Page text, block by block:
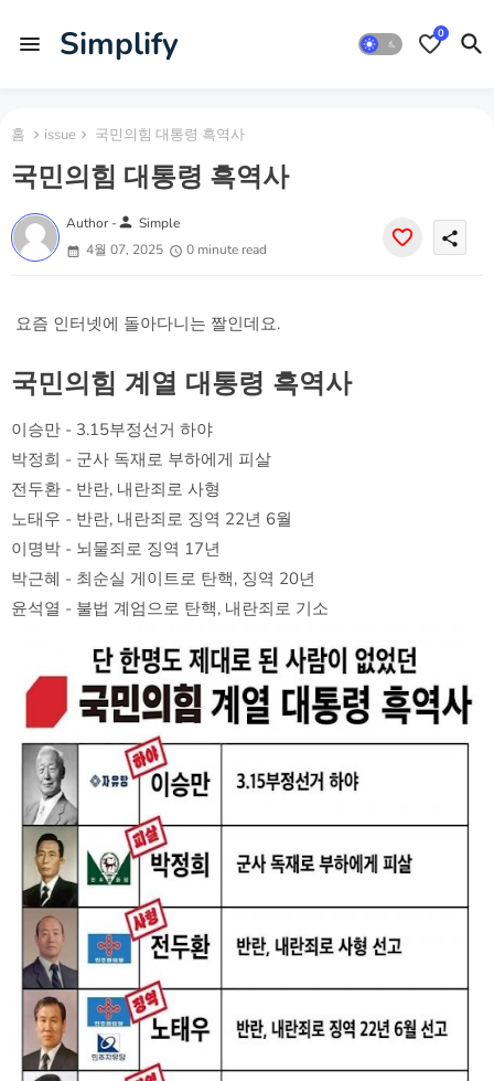
Simplify 0
홈 issue 국민의힘 대통령 흑역사
국민의힘 대통령 흑역사
Author -person Simple
4월 07, 2025
0 minute read
share
요즘 인터넷에 돌아다니는 짤인데요.
국민의힘 계열 대통령 흑역사
이승만 - 3.15부정선거 하야
박정희 - 군사 독재로 부하에게 피살
전두환 - 반란, 내란죄로 사형
노태우 - 반란, 내란죄로 징역 22년 6월
이명박 - 뇌물죄로 징역 17년
박근혜 - 최순실 게이트로 탄핵, 징역 20년
윤석열 - 불법 계엄으로 탄핵, 내란죄로 기소